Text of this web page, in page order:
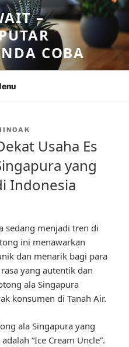
–
COBA
Usaha Es
yang
Indonesia
sedang menjadi tren di
ini menawarkan
dan menarik bagi para
yang autentik dan
ala Singapura
konsumen di Tanah Air.
ala Singapura yang
“Ice Cream Uncle”.